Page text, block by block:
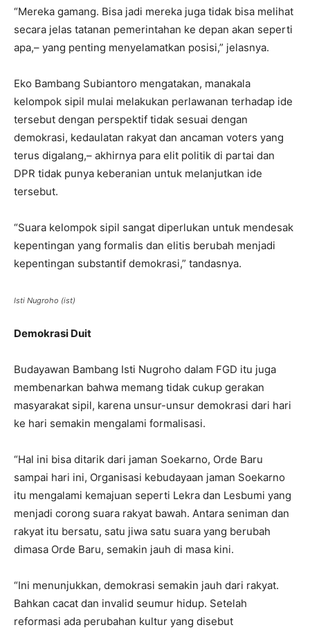
“Mereka gamang. Bisa jadi mereka juga tidak bisa melihat
secara jelas tatanan pemerintahan ke depan akan seperti
apa,– yang penting menyelamatkan posisi,” jelasnya.
Eko Bambang Subiantoro mengatakan, manakala
kelompok sipil mulai melakukan perlawanan terhadap ide
tersebut dengan perspektif tidak sesuai dengan
demokrasi, kedaulatan rakyat dan ancaman voters yang
terus digalang,– akhirnya para elit politik di partai dan
DPR tidak punya keberanian untuk melanjutkan ide
tersebut.
“Suara kelompok sipil sangat diperlukan untuk mendesak
kepentingan yang formalis dan elitis berubah menjadi
kepentingan substantif demokrasi,” tandasnya.
Isti Nugroho (ist)
Demokrasi Duit
Budayawan Bambang Isti Nugroho dalam FGD itu juga
membenarkan bahwa memang tidak cukup gerakan
masyarakat sipil, karena unsur-unsur demokrasi dari hari
ke hari semakin mengalami formalisasi.
“Hal ini bisa ditarik dari jaman Soekarno, Orde Baru
sampai hari ini, Organisasi kebudayaan jaman Soekarno
itu mengalami kemajuan seperti Lekra dan Lesbumi yang
menjadi corong suara rakyat bawah. Antara seniman dan
rakyat itu bersatu, satu jiwa satu suara yang berubah
dimasa Orde Baru, semakin jauh di masa kini.
“Ini menunjukkan, demokrasi semakin jauh dari rakyat.
Bahkan cacat dan invalid seumur hidup. Setelah
reformasi ada perubahan kultur yang disebut